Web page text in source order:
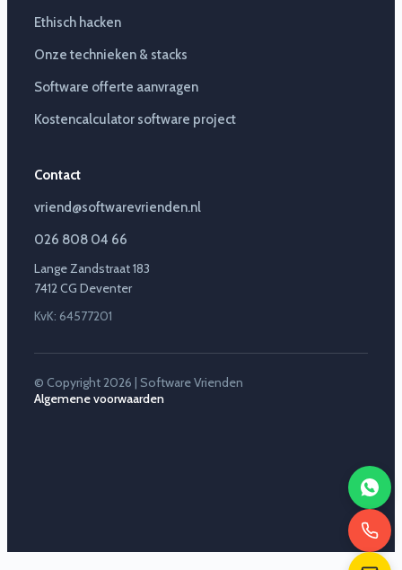
Ethisch hacken
Onze technieken & stacks
Software offerte aanvragen
Kostencalculator software project
Contact
vriend@softwarevrienden.nl
026 808 04 66
Lange Zandstraat 183
7412 CG Deventer
KvK: 64577201
© Copyright 2026 | Software Vrienden
Algemene voorwaarden